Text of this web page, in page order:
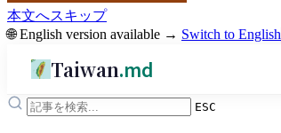
本文へスキップ
🌐 English version available → Switch to English
Taiwan.md
ESC